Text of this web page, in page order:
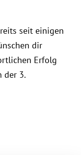
seit einigen
dir
Erfolg
der 3.